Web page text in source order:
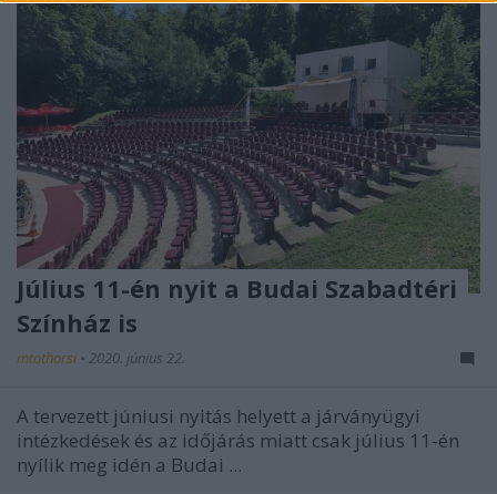
Július 11-én nyit a Budai Szabadtéri
Színház is
mtothorsi • 2020. június 22.
A tervezett júniusi nyitás helyett a járványügyi
intézkedések és az időjárás miatt csak július 11-én
nyílik meg idén a Budai ...